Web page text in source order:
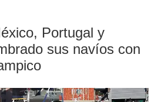
Portugal y
sus navíos con